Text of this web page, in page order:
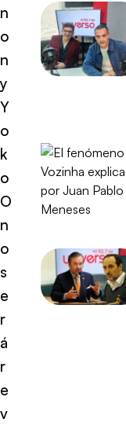
n
o
n
y
Y
o
k
o
O
n
o
s
e
r
á
r
e
v